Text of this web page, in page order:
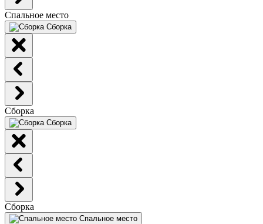
Спальное место
Сборка
Сборка
Сборка
Сборка
Спальное место